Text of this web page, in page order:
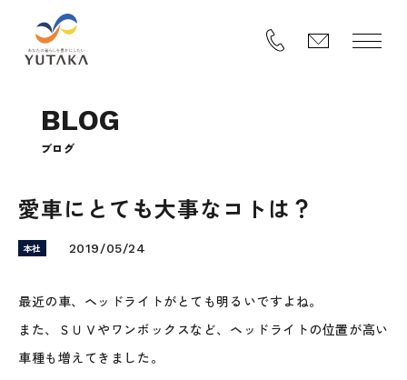
BLOG
ブロ グ
愛車にとても大事なコトは？
本社 2019/05/24
最近の車、ヘッドライトがとても明るいですよね。
また、ＳＵＶやワンボックスなど、ヘッドライトの位置が高い
車種も増えてきました。